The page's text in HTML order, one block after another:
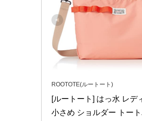
ROOTOTE(ルートート)
[ルートート] はっ水 レデ
小さめ ショルダー トー